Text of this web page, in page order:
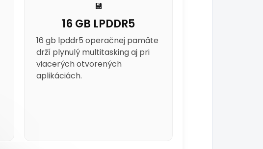
💾
16 GB LPDDR5
16 gb lpddr5 operačnej pamäte
drží plynulý multitasking aj pri
viacerých otvorených
aplikáciách.